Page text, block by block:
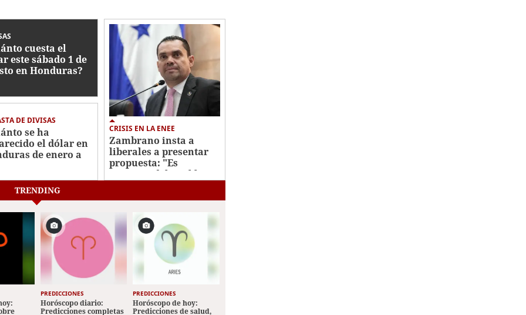
cuesta el
este sábado 1 de
en Honduras?
DE DIVISAS
se ha
el dólar en
de enero a
2026?
CRISIS EN LA ENEE
Zambrano insta a
liberales a presentar
propuesta: "Es
urgencia del pueblo"
TRENDING
PREDICCIONES
Horóscopo diario:
Predicciones completas
PREDICCIONES
Horóscopo de hoy:
Predicciones de salud,